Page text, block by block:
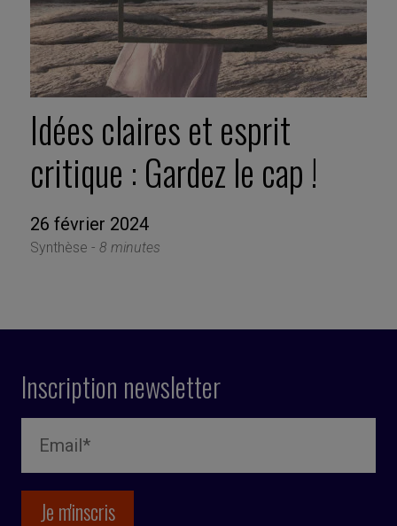
Idées claires et esprit
critique : Gardez le cap !
26 février 2024
Synthèse - 8 minutes
Inscription newsletter